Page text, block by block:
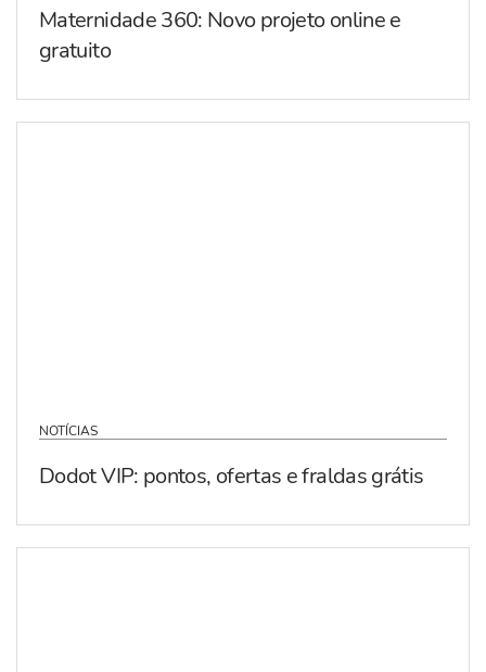
Maternidade 360: Novo projeto online e
gratuito
NOTÍCIAS
Dodot VIP: pontos, ofertas e fraldas grátis